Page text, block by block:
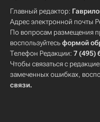
Главный редактор:
Адрес электронной почты
По вопросам размещения
воспользуйтесьформой
Телефон Редакции: 7 (495)
Чтобы связаться с
замеченных ошибках,
связи.